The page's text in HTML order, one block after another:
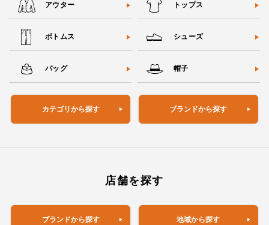
アウター トップス
ボトムス シューズ
バッグ 帽子
カテゴリから探す ブランドから探す
店舗を探す
ブランドから探す 地域から探す